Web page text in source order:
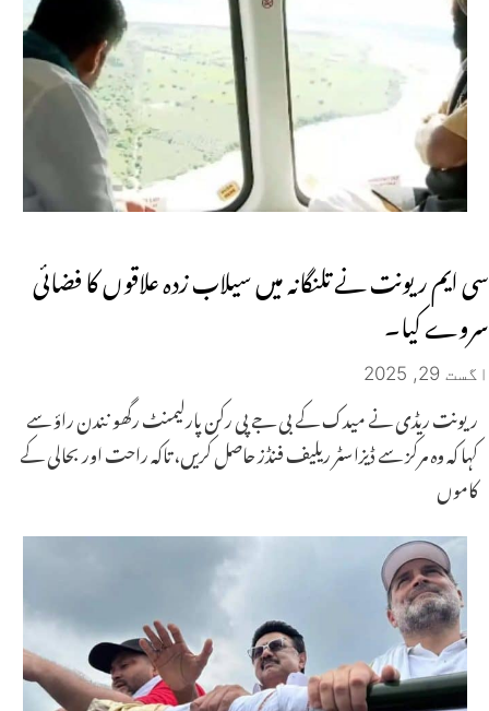
سی ایم ریونت نے تلنگانہ میں سیلاب زدہ علاقوں کا فضائی
سروے کیا۔
اگست 29, 2025
ریونت ریڈی نے میدک کے بی جے پی رکن پارلیمنٹ رگھو نندن راؤ سے
کہا کہ وہ مرکز سے ڈیزاسٹر ریلیف فنڈز حاصل کریں، تاکہ راحت اور بحالی کے
کاموں